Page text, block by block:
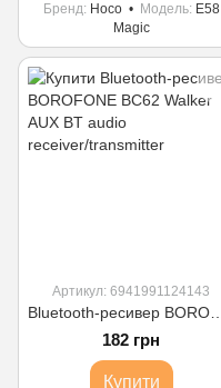
Бренд Hoco Модель
E58
Magic
Артикул: 6941991124143
182 грн
Купити